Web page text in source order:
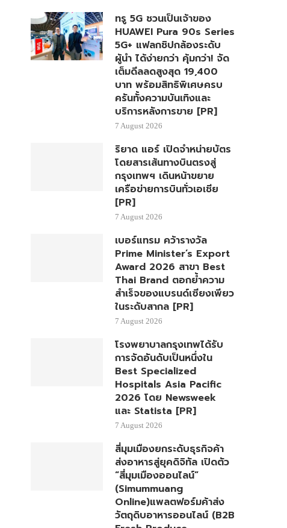
ทรู 5G ชวนเป็นเจ้าของ
HUAWEI Pura 90s Series
5G+ แฟลกชิปกล้องระดับ
ผู้นำ ได้ง่ายกว่า คุ้มกว่า! จัด
เต็มดีลลดสูงสุด 19,400
บาท พร้อมสิทธิพิเศษครบ
ครันทั้งความบันเทิงและ
บริการหลังการขาย [PR]
7 August 2026
ริยาด แอร์ เปิดจำหน่ายบัตร
โดยสารเส้นทางบินตรงสู่
กรุงเทพฯ เดินหน้าขยาย
เครือข่ายการบินทั่วเอเชีย
[PR]
7 August 2026
เบอร์แทรม คว้ารางวัล
Prime Minister’s Export
Award 2026 สาขา Best
Thai Brand ตอกย้ำความ
สำเร็จของแบรนด์เซียงเพียว
ในระดับสากล [PR]
7 August 2026
โรงพยาบาลกรุงเทพได้รับ
การจัดอันดับเป็นหนึ่งใน
Best Specialized
Hospitals Asia Pacific
2026 โดย Newsweek
และ Statista [PR]
7 August 2026
สี่มุมเมืองยกระดับธุรกิจค้า
ส่งอาหารสู่ยุคดิจิทัล เปิดตัว
“สี่มุมเมืองออนไลน์”
(Simummuang
Online)แพลตฟอร์มค้าส่ง
วัตถุดิบอาหารออนไลน์ (B2B